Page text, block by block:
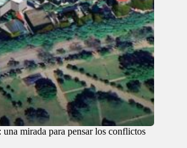
mirada para pensar los conflictos